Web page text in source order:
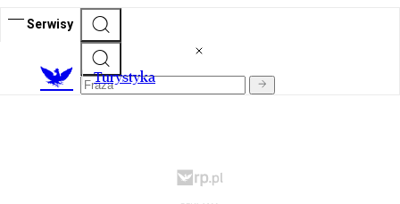
Serwisy
Turystyka